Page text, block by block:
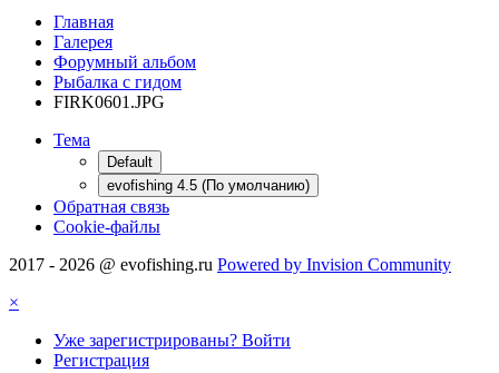
Главная
Галерея
Форумный альбом
Рыбалка с гидом
FIRK0601.JPG
Тема
Default
evofishing 4.5 (По умолчанию)
Обратная связь
Cookie-файлы
2017 - 2026 @ evofishing.ru Powered by Invision Community
×
Уже зарегистрированы? Войти
Регистрация